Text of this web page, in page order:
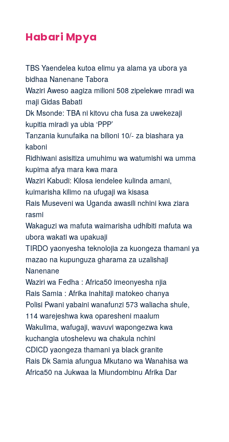
Habari Mpya
TBS Yaendelea kutoa elimu ya alama ya ubora ya
bidhaa Nanenane Tabora
Waziri Aweso aagiza milioni 508 zipelekwe mradi wa
maji Gidas Babati
Dk Msonde: TBA ni kitovu cha fusa za uwekezaji
kupitia miradi ya ubia ‘PPP’
Tanzania kunufaika na bilioni 10/- za biashara ya
kaboni
Ridhiwani asisitiza umuhimu wa watumishi wa umma
kupima afya mara kwa mara
Waziri Kabudi: Kilosa iendelee kulinda amani,
kuimarisha kilimo na ufugaji wa kisasa
Rais Museveni wa Uganda awasili nchini kwa ziara
rasmi
Wakaguzi wa mafuta waimarisha udhibiti mafuta wa
ubora wakati wa upakuaji
TIRDO yaonyesha teknolojia za kuongeza thamani ya
mazao na kupunguza gharama za uzalishaji
Nanenane
Waziri wa Fedha : Africa50 imeonyesha njia
Rais Samia : Afrika inahitaji matokeo chanya
Polisi Pwani yabaini wanafunzi 573 waliacha shule,
114 warejeshwa kwa oparesheni maalum
Wakulima, wafugaji, wavuvi wapongezwa kwa
kuchangia utoshelevu wa chakula nchini
CDICD yaongeza thamani ya black granite
Rais Dk Samia afungua Mkutano wa Wanahisa wa
Africa50 na Jukwaa la Miundombinu Afrika Dar